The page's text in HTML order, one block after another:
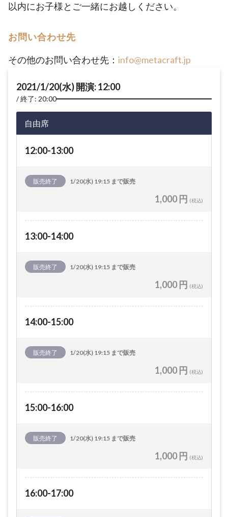
以内にお子様とご一緒にお越しください。
お問い合わせ先
その他のお問い合わせ先： info@metacraft.jp
2021/1/20(水) 開演: 12:00
終了: 20:00
自由席
12:00-13:00
販売終了 1/20(水) 19:15 まで販売
1,000 円 (税込)
13:00-14:00
販売終了 1/20(水) 19:15 まで販売
1,000 円 (税込)
14:00-15:00
販売終了 1/20(水) 19:15 まで販売
1,000 円 (税込)
15:00-16:00
販売終了 1/20(水) 19:15 まで販売
1,000 円 (税込)
16:00-17:00